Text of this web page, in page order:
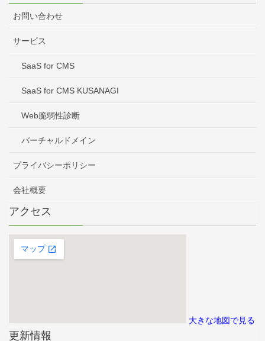
お問い合わせ
サービス
SaaS for CMS
SaaS for CMS KUSANAGI
Web脆弱性診断
バーチャルドメイン
プライバシーポリシー
会社概要
アクセス
大きな地図で見る
更新情報